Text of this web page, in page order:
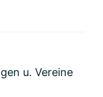
u. Vereine